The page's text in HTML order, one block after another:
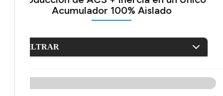
Acumulador 100% Aislado
FILTRAR